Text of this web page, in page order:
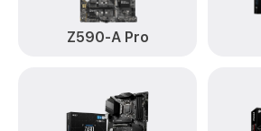
Z590-A Pro